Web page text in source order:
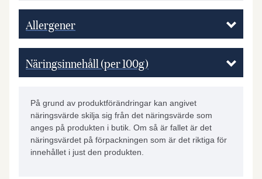
Allergener
Näringsinnehåll (per 100g)
På grund av produktförändringar kan angivet
näringsvärde skilja sig från det näringsvärde som
anges på produkten i butik. Om så är fallet är det
näringsvärdet på förpackningen som är det riktiga för
innehållet i just den produkten.